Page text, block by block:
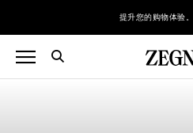
提升您的购物体验。